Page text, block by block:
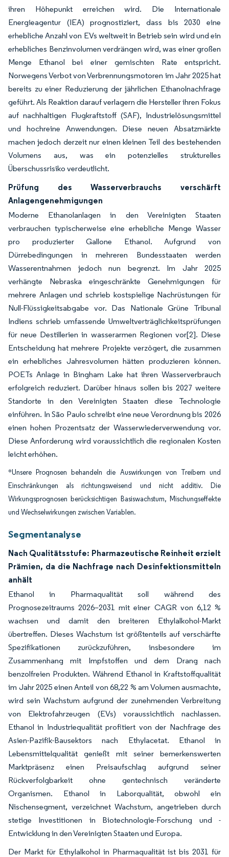
ihren Höhepunkt erreichen wird. Die Internationale
Energieagentur (IEA) prognostiziert, dass bis 2030 eine
erhebliche Anzahl von EVs weltweit in Betrieb sein wird und ein
erhebliches Benzinvolumen verdrängen wird, was einer großen
Menge Ethanol bei einer gemischten Rate entspricht.
Norwegens Verbot von Verbrennungsmotoren im Jahr 2025 hat
bereits zu einer Reduzierung der jährlichen Ethanolnachfrage
geführt. Als Reaktion darauf verlagern die Hersteller ihren Fokus
auf nachhaltigen Flugkraftstoff (SAF), Industrielösungsmittel
und hochreine Anwendungen. Diese neuen Absatzmärkte
machen jedoch derzeit nur einen kleinen Teil des bestehenden
Volumens aus, was ein potenzielles strukturelles
Überschussrisiko verdeutlicht.
Prüfung des Wasserverbrauchs verschärft
Anlagengenehmigungen
Moderne Ethanolanlagen in den Vereinigten Staaten
verbrauchen typischerweise eine erhebliche Menge Wasser
pro produzierter Gallone Ethanol. Aufgrund von
Dürrebedingungen in mehreren Bundesstaaten werden
Wasserentnahmen jedoch nun begrenzt. Im Jahr 2025
verhängte Nebraska eingeschränkte Genehmigungen für
mehrere Anlagen und schrieb kostspielige Nachrüstungen für
Null-Flüssigkeitsabgabe vor. Das Nationale Grüne Tribunal
Indiens schrieb umfassende Umweltverträglichkeitsprüfungen
für neue Destillerien in wasserarmen Regionen vor[2]. Diese
Entscheidung hat mehrere Projekte verzögert, die zusammen
ein erhebliches Jahresvolumen hätten produzieren können.
POETs Anlage in Bingham Lake hat ihren Wasserverbrauch
erfolgreich reduziert. Darüber hinaus sollen bis 2027 weitere
Standorte in den Vereinigten Staaten diese Technologie
einführen. In São Paulo schreibt eine neue Verordnung bis 2026
einen hohen Prozentsatz der Wasserwiederverwendung vor.
Diese Anforderung wird voraussichtlich die regionalen Kosten
leicht erhöhen.
*Unsere Prognosen behandeln die Auswirkungen von Treibern und
Einschränkungen als richtungsweisend und nicht additiv. Die
Wirkungsprognosen berücksichtigen Basiswachstum, Mischungseffekte
und Wechselwirkungen zwischen Variablen.
Segmentanalyse
Nach Qualitätsstufe: Pharmazeutische Reinheit erzielt
Prämien, da die Nachfrage nach Desinfektionsmitteln
anhält
Ethanol in Pharmaqualität soll während des
Prognosezeitraums 2026–2031 mit einer CAGR von 6,12 %
wachsen und damit den breiteren Ethylalkohol-Markt
übertreffen. Dieses Wachstum ist größtenteils auf verschärfte
Spezifikationen zurückzuführen, insbesondere im
Zusammenhang mit Impfstoffen und dem Drang nach
benzolfreien Produkten. Während Ethanol in Kraftstoffqualität
im Jahr 2025 einen Anteil von 68,22 % am Volumen ausmachte,
wird sein Wachstum aufgrund der zunehmenden Verbreitung
von Elektrofahrzeugen (EVs) voraussichtlich nachlassen.
Ethanol in Industriequalität profitiert von der Nachfrage des
Asien-Pazifik-Bausektors nach Ethylacetat. Ethanol in
Lebensmittelqualität genießt mit seiner bemerkenswerten
Marktpräsenz einen Preisaufschlag aufgrund seiner
Rückverfolgbarkeit ohne gentechnisch veränderte
Organismen. Ethanol in Laborqualität, obwohl ein
Nischensegment, verzeichnet Wachstum, angetrieben durch
stetige Investitionen in Biotechnologie-Forschung und -
Entwicklung in den Vereinigten Staaten und Europa.
Der Markt für Ethylalkohol in Pharmaqualität ist bis 2031 für